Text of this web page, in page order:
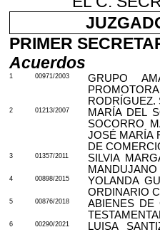
PRIMER
Acuerdos
1 00971/2003
GRUPO
RODRÍGUEZ.
2 01213/2007
MARÍA DEL
SOCORRO
JOSÉ MARÍA
DE
3 01357/2011
SILVIA
MANDUJANO
4 00898/2015
YOLANDA
ORDINARIO
5 00876/2018
ABIENES DE
6 00290/2021
LUISA